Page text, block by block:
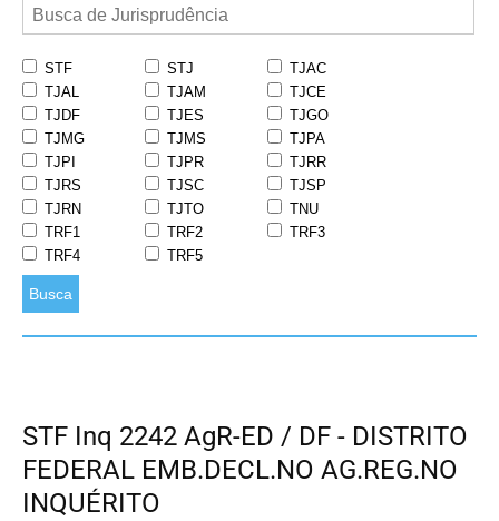
STF STJ
TJAC
TJAL
TJAM
TJCE
TJDF
TJES
TJGO
TJMG
TJMS
TJPA
TJPI
TJPR
TJRR
TJRS
TJSC
TJSP
TJRN
TJTO
TNU
TRF1
TRF2
TRF3
TRF4
TRF5
Busca
STF Inq 2242 AgR-ED / DF - DISTRITO
FEDERAL EMB.DECL.NO AG.REG.NO
INQUÉRITO